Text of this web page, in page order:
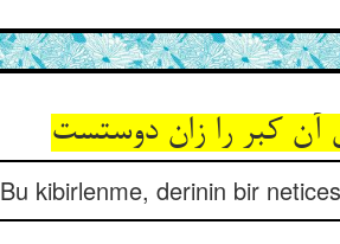
Bu kibirlenme, derinin bir